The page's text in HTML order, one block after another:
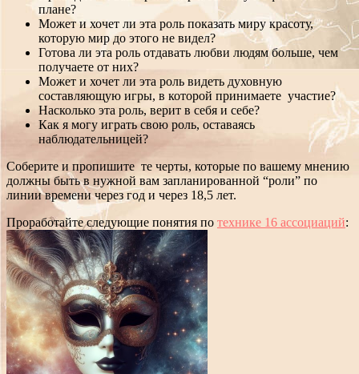
плане?
Может и хочет ли эта роль показать миру красоту,
которую мир до этого не видел?
Готова ли эта роль отдавать любви людям больше, чем
получаете от них?
Может и хочет ли эта роль видеть духовную
составляющую игры, в которой принимаете участие?
Насколько эта роль, верит в себя и себе?
Как я могу играть свою роль, оставаясь
наблюдательницей?
Соберите и пропишите те черты, которые по вашему мнению
должны быть в нужной вам запланированной “роли” по
линии времени через год и через 18,5 лет.
Проработайте следующие понятия по технике 16 ассоциаций: